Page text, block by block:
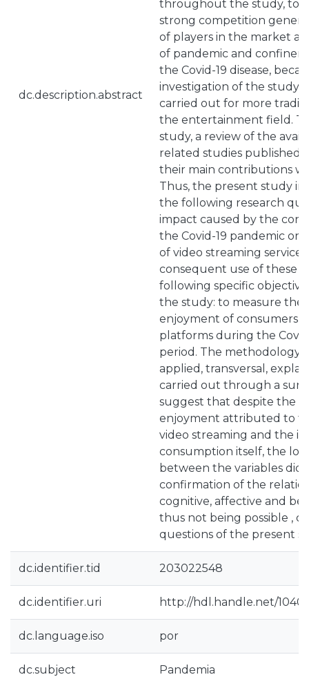
dc.description.abstract
throughout the study,
strong competition
of players in the market
of pandemic and
the Covid-19 disease,
investigation of the study
carried out for more
the entertainment field.
study, a review of the
related studies published
their main contributions
Thus, the present study
the following research
impact caused by the
the Covid-19 pandemic
of video streaming
consequent use of these
following specific
the study: to measure the
enjoyment of consumers
platforms during the
period. The methodology
applied, transversal,
carried out through a
suggest that despite the
enjoyment attributed to
video streaming and the
consumption itself, the
between the variables did
confirmation of the
cognitive, affective and
thus not being possible ,
questions of the present
dc.identifier.tid 203022548
dc.identifier.uri http://hdl.handle.net/
dc.language.iso por
dc.subject Pandemia